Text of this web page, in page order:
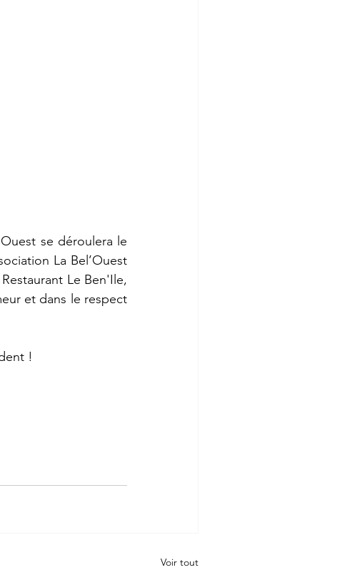
se déroulera le
La Bel’Ouest
Le Ben'Ile,
et dans le respect
!
Voir tout